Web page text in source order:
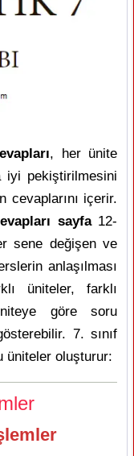
, her ünite
iyi pekiştirilmesini
cevaplarını içerir.
sayfa12-
sene değişen ve
anlaşılması
üniteler, farklı
göre soru
7. sınıf
üniteler oluşturur: